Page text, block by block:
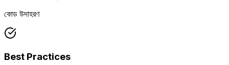
কোড উদাহরণ
Best Practices